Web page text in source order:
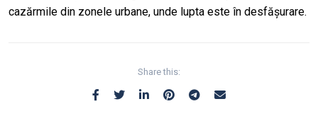
cazărmile din zonele urbane, unde lupta este în desfășurare.
Share this: